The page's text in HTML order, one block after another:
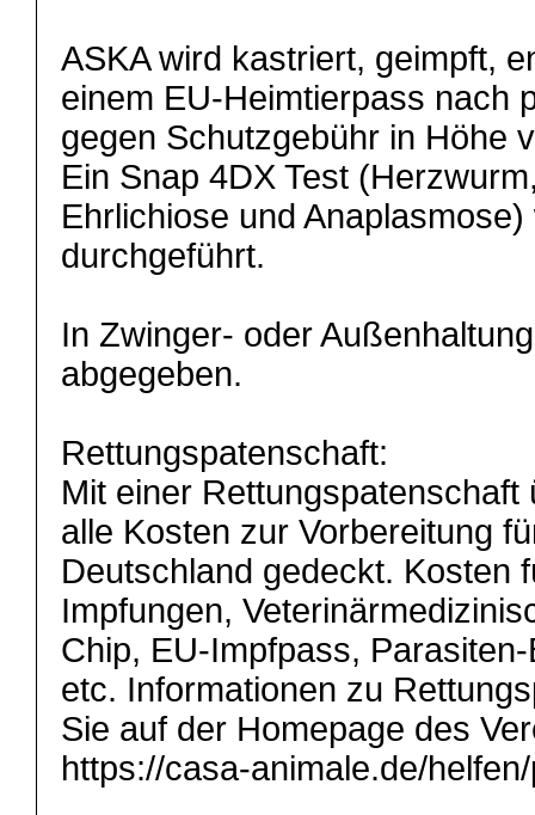
ASKA wird kastriert, geimpft,
einem EU-Heimtierpass nach
gegen Schutzgebühr in Höhe
Ein Snap 4DX Test
Ehrlichiose und
durchgeführt.
In Zwinger- oder
abgegeben.
Rettungspatenschaft:
Mit einer
alle Kosten zur Vorbereitung
Deutschland gedeckt. Kosten
Impfungen,
Chip, EU-Impfpass,
etc. Informationen zu
Sie auf der Homepage des
https://casa-animale.de/